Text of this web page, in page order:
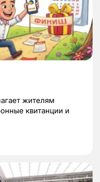
жителям
квитанции и